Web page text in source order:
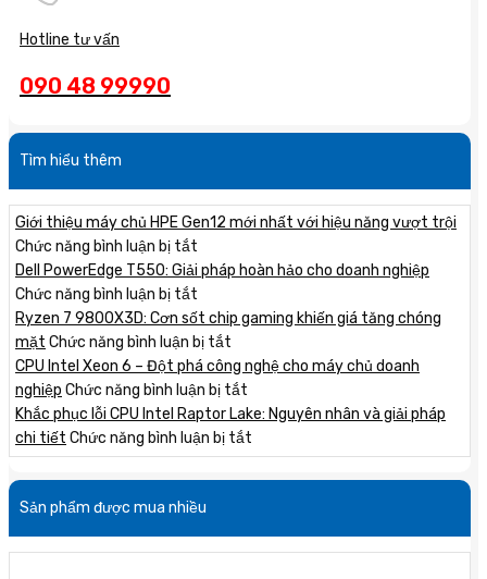
Hotline tư vấn
090 48 99990
Tìm hiểu thêm
Giới thiệu máy chủ HPE Gen12 mới nhất với hiệu năng vượt trội
Chức năng bình luận bị tắt
Giới
máy
chủ
HPE
Gen12
mới
nhất
với
hiệu
năng
vượt
trội
Dell PowerEdge T550: Giải pháp hoàn hảo cho doanh nghiệp
Chức năng bình luận bị tắt
Dell
PowerEdge
T550:
Giải
pháp
hoàn
hảo
cho
doanh
nghiệp
Ryzen 7 9800X3D: Cơn sốt chip gaming khiến giá tăng chóng
mặt Chức năng bình luận bị tắt
Ryzen
7
9800X3D:
Cơn
sốt
chip
khiến
giá
CPU Intel Xeon 6 – Đột phá công nghệ cho máy chủ doanh
nghiệp Chức năng bình luận bị tắt
CPU
Intel
Xeon
6
Đột
phá
Khắc phục lỗi CPU Intel Raptor Lake: Nguyên nhân và giải pháp
chi tiết Chức năng bình luận bị tắt
Khắc
phục
CPU
Intel
Sản phẩm được mua nhiều